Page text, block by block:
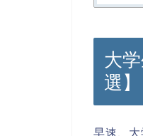
大
選】
早速、